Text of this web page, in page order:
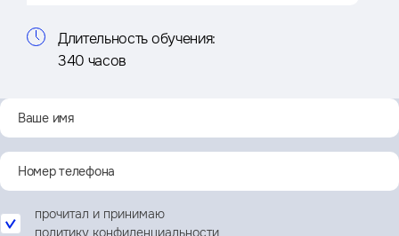
Длительность обучения:
340 часов
прочитал и принимаю